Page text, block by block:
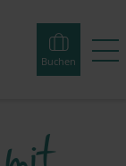
Buchen
Events